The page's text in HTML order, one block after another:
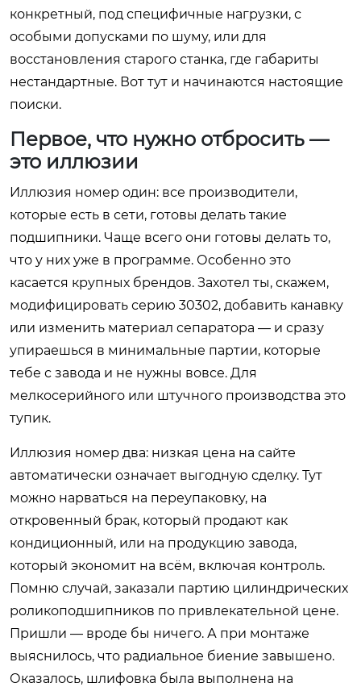
конкретный, под специфичные нагрузки, с
особыми допусками по шуму, или для
восстановления старого станка, где габариты
нестандартные. Вот тут и начинаются настоящие
поиски.
Первое, что нужно отбросить —
это иллюзии
Иллюзия номер один: все производители,
которые есть в сети, готовы делать такие
подшипники. Чаще всего они готовы делать то,
что у них уже в программе. Особенно это
касается крупных брендов. Захотел ты, скажем,
модифицировать серию 30302, добавить канавку
или изменить материал сепаратора — и сразу
упираешься в минимальные партии, которые
тебе с завода и не нужны вовсе. Для
мелкосерийного или штучного производства это
тупик.
Иллюзия номер два: низкая цена на сайте
автоматически означает выгодную сделку. Тут
можно нарваться на переупаковку, на
откровенный брак, который продают как
кондиционный, или на продукцию завода,
который экономит на всём, включая контроль.
Помню случай, заказали партию цилиндрических
роликоподшипников по привлекательной цене.
Пришли — вроде бы ничего. А при монтаже
выяснилось, что радиальное биение завышено.
Оказалось, шлифовка была выполнена на